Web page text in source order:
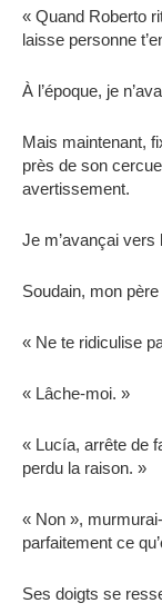
« Quand Roberto
laisse personne
À l’époque, je
Mais maintenant,
près de son
avertissement.
Je m’avançai vers
Soudain, mon
« Ne te ridiculise
« Lâche-moi. »
« Lucía, arrête de
perdu la raison. »
« Non »,
parfaitement ce
Ses doigts se